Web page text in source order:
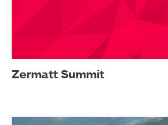
Zermatt Summit